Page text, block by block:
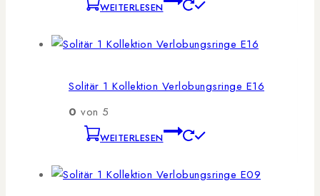
WEITERLESEN
Solitär 1 Kollektion Verlobungsringe E16
0 von 5
WEITERLESEN